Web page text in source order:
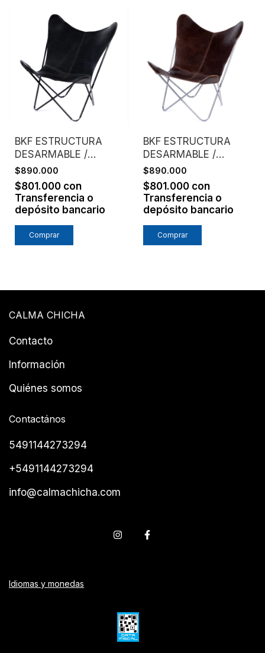
BKF ESTRUCTURA
DESARMABLE /
ASIENTO CUERO
VAQUETA / NEGRO
$890.000
$801.000 con
Transferencia o
depósito bancario
BKF ESTRUCTURA
DESARMABLE /
ASIENTO CUERO
VAQUETA / CAFE
$890.000
$801.000 con
Transferencia o
depósito bancario
CALMA CHICHA
Contacto
Información
Quiénes somos
Contactános
5491144273294
+5491144273294
info@calmachicha.com
Idiomas y monedas